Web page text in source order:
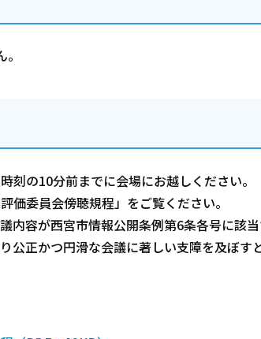
刻の10分前までに会場にお越しください。
価委員会傍聴規程」をご覧ください。
内容が西宮市情報公開条例第6条各号に該
公正かつ円滑な会議に著しい支障を及ぼす